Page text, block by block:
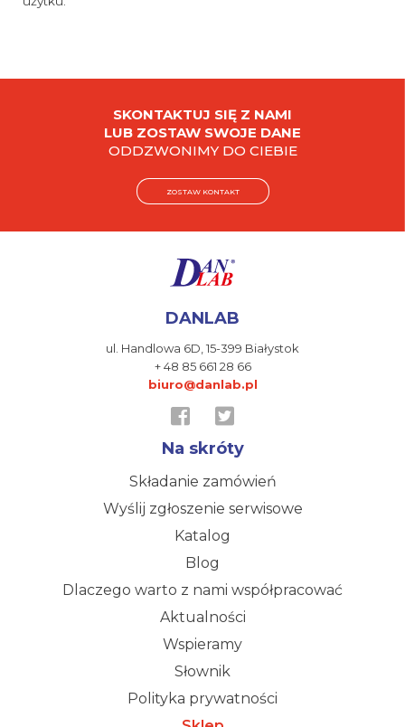
SKONTAKTUJ SIĘ Z NAMI
LUB ZOSTAW SWOJE DANE
ODDZWONIMY DO CIEBIE
ZOSTAW KONTAKT
DANLAB
ul. Handlowa 6D, 15-399 Białystok
+ 48 85 661 28 66
biuro@danlab.pl
Na skróty
Składanie zamówień
Wyślij zgłoszenie serwisowe
Katalog
Blog
Dlaczego warto z nami współpracować
Aktualności
Wspieramy
Słownik
Polityka prywatności